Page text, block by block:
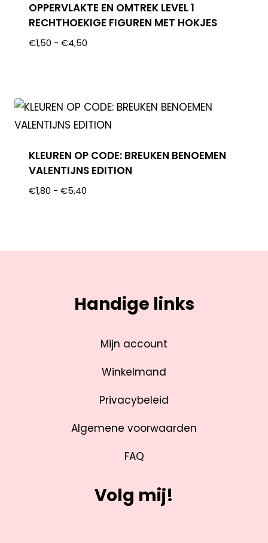
OPPERVLAKTE EN OMTREK LEVEL 1
RECHTHOEKIGE FIGUREN MET HOKJES
€1,50 - €4,50
KLEUREN OP CODE: BREUKEN BENOEMEN
VALENTIJNS EDITION
€1,80 - €5,40
Handige links
Mijn account
Winkelmand
Privacybeleid
Algemene voorwaarden
FAQ
Volg mij!